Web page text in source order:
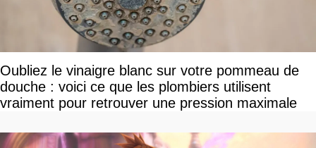
Oubliez le vinaigre blanc sur votre pommeau de
douche : voici ce que les plombiers utilisent
vraiment pour retrouver une pression maximale